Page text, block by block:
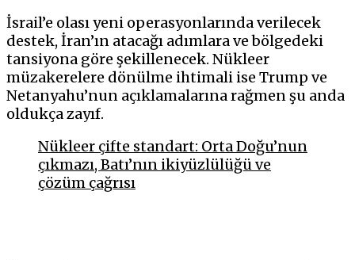
İsrail’e olası yeni operasyonlarında verilecek
destek, İran’ın atacağı adımlara ve bölgedeki
tansiyona göre şekillenecek. Nükleer
müzakerelere dönülme ihtimali ise Trump ve
Netanyahu’nun açıklamalarına rağmen şu anda
oldukça zayıf.
Nükleer çifte standart: Orta Doğu’nun
çıkmazı, Batı’nın ikiyüzlülüğü ve
çözüm çağrısı